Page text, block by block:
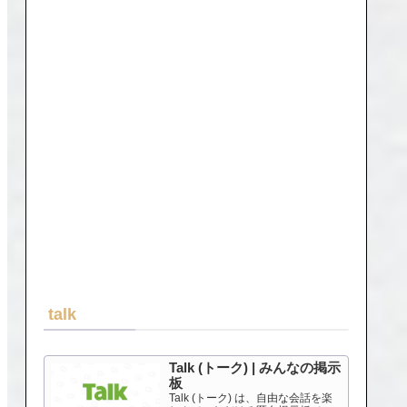
talk
Talk (トーク) | みんなの掲示
板
Talk (トーク) は、自由な会話を楽